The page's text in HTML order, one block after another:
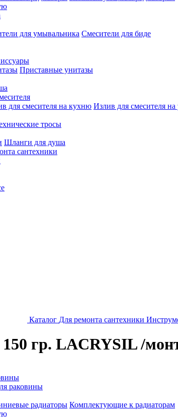
для умывальника Смесители для биде
Приставные унитазы
для смесителя на кухню Излив для смесителя
тросы
Шланги для душа
сантехники
Каталог Для ремонта сантехники
гр. LACRYSIL /
раковины
радиаторы Комплектующие к радиаторам